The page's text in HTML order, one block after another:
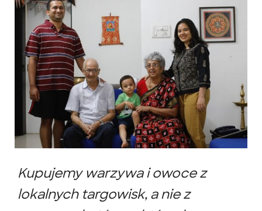
Kupujemy warzywa i owoce z
lokalnych targowisk, a nie z